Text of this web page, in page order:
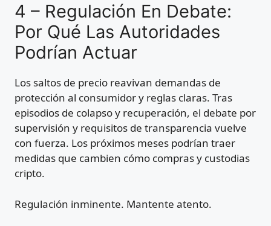
4 – Regulación En Debate:
Por Qué Las Autoridades
Podrían Actuar
Los saltos de precio reavivan demandas de
protección al consumidor y reglas claras. Tras
episodios de colapso y recuperación, el debate por
supervisión y requisitos de transparencia vuelve
con fuerza. Los próximos meses podrían traer
medidas que cambien cómo compras y custodias
cripto.
Regulación inminente. Mantente atento.